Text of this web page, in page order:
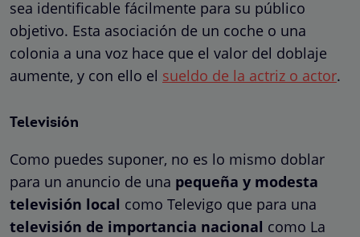
sea identificable fácilmente para su público
objetivo. Esta asociación de un coche o una
colonia a una voz hace que el valor del doblaje
aumente, y con ello el sueldo de la actriz o actor.
Televisión
Como puedes suponer, no es lo mismo doblar
para un anuncio de una pequeña y modesta
televisión local como Televigo que para una
televisión de importancia nacional como La